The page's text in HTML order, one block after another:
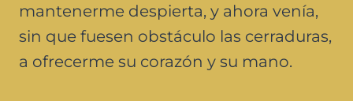
mantenerme despierta, y ahora venía,
sin que fuesen obstáculo las cerraduras,
a ofrecerme su corazón y su mano.